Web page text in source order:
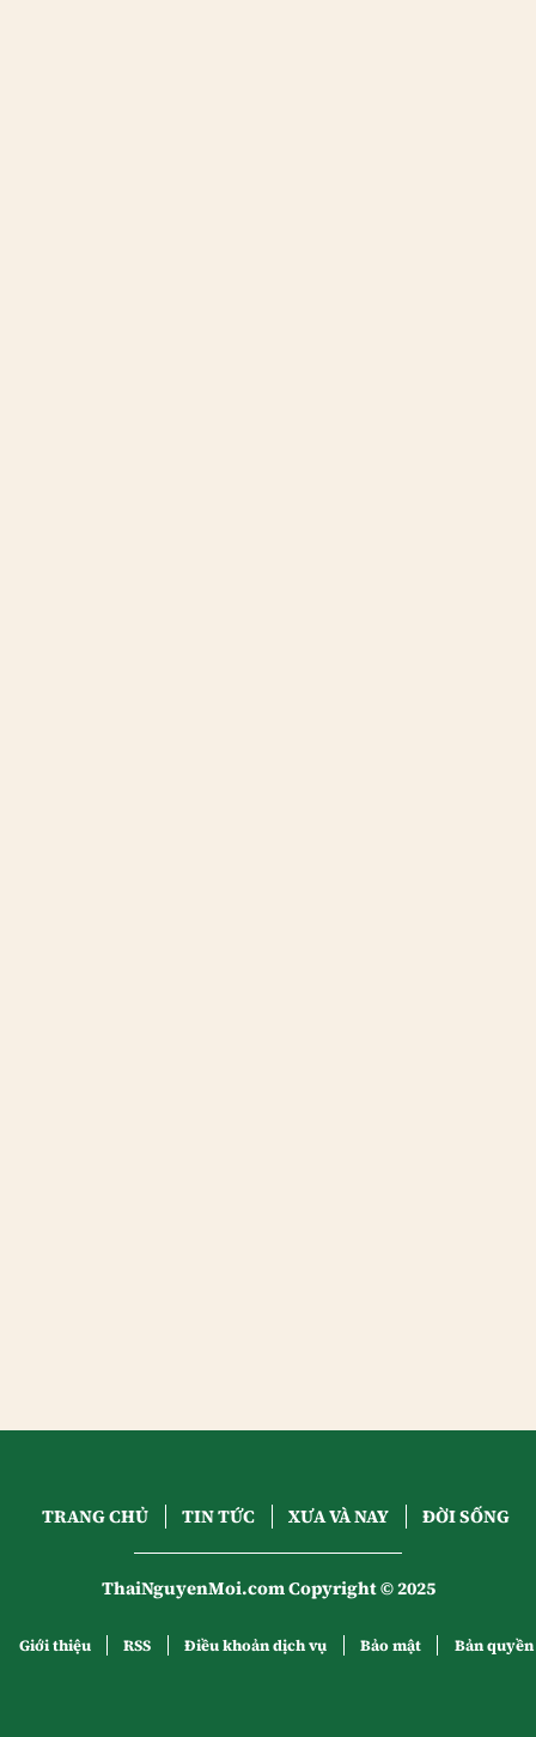
TRANG CHỦ TIN TỨC XƯA VÀ NAY ĐỜI SỐNG
ThaiNguyenMoi.com Copyright © 2025
Giới thiệu RSS Điều khoản dịch vụ Bảo mật Bản quyền